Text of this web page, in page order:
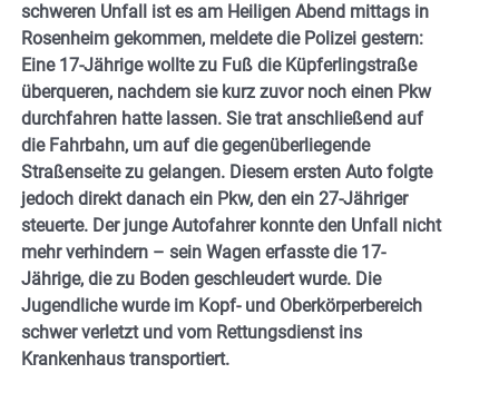
schweren Unfall ist es am Heiligen Abend mittags in
Rosenheim gekommen, meldete die Polizei gestern:
Eine 17-Jährige wollte zu Fuß die Küpferlingstraße
überqueren, nachdem sie kurz zuvor noch einen Pkw
durchfahren hatte lassen. Sie trat anschließend auf
die Fahrbahn, um auf die gegenüberliegende
Straßenseite zu gelangen. Diesem ersten Auto folgte
jedoch direkt danach ein Pkw, den ein 27-Jähriger
steuerte. Der junge Autofahrer konnte den Unfall nicht
mehr verhindern – sein Wagen erfasste die 17-
Jährige, die zu Boden geschleudert wurde. Die
Jugendliche wurde im Kopf- und Oberkörperbereich
schwer verletzt und vom Rettungsdienst ins
Krankenhaus transportiert.